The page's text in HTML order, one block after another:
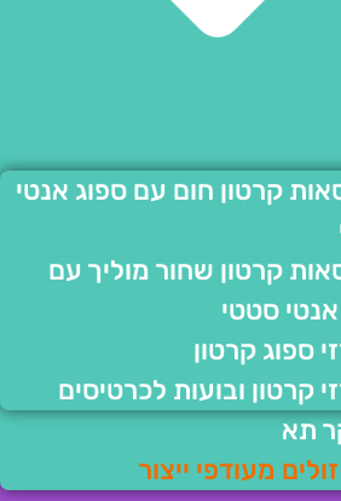
קרטון חום עם ספוג אנטי
קרטון שחור מוליך עם
סטטי
ספוג קרטון
קרטון ובועות לכרטיסים
תא
מעודפי ייצור